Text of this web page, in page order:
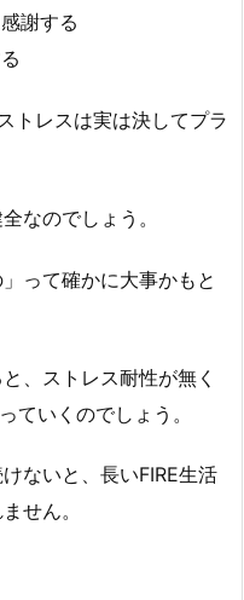
謝する
トレスは実は決してプラ
なのでしょう。
って確かに大事かもと
、ストレス耐性が無く
ていくのでしょう。
ないと、長いFIRE生活
せん。